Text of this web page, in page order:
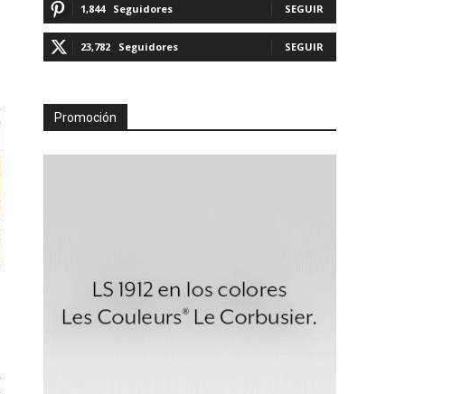
1,844 Seguidores SEGUIR
23,782 Seguidores SEGUIR
Promoción